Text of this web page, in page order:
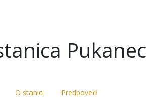
Pukanec
O stanici Predpoveď